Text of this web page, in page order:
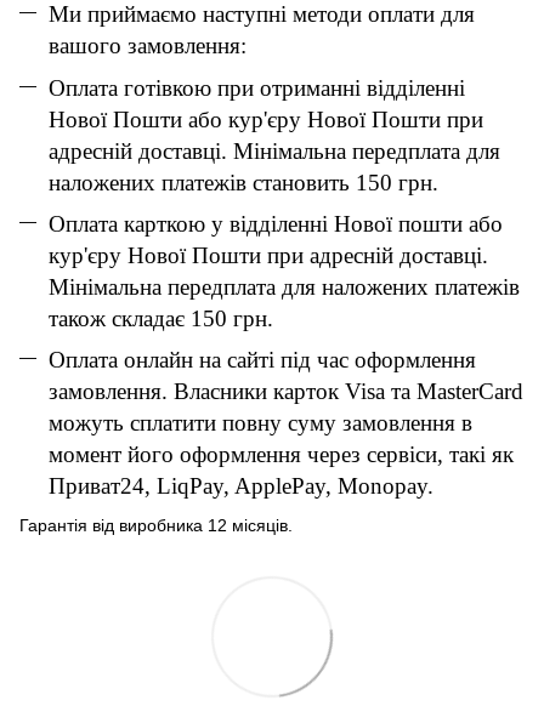
Ми приймаємо наступні методи оплати для
вашого замовлення:
Оплата готівкою при отриманні відділенні
Нової Пошти або кур'єру Нової Пошти при
адресній доставці. Мінімальна передплата для
наложених платежів становить 150 грн.
Оплата карткою у відділенні Нової пошти або
кур'єру Нової Пошти при адресній доставці.
Мінімальна передплата для наложених платежів
також складає 150 грн.
Оплата онлайн на сайті під час оформлення
замовлення. Власники карток Visa та MasterCard
можуть сплатити повну суму замовлення в
момент його оформлення через сервіси, такі як
Приват24, LiqPay, ApplePay, Monopay.
Гарантія від виробника 12 місяців.